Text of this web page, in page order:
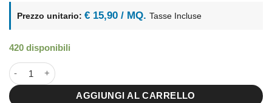
era:
€16,50.
è:
€15,74.
Prezzo unitario: € 15,90 / MQ. Tasse Incluse
420 disponibili
15x30 River White quantità
AGGIUNGI AL CARRELLO